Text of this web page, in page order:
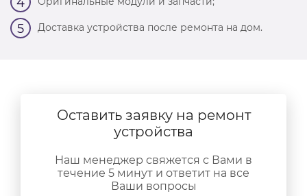
5 Доставка устройства после ремонта на дом.
Оставить заявку на ремонт
устройства
Наш менеджер свяжется с Вами в
течение 5 минут и ответит на все
Ваши вопросы